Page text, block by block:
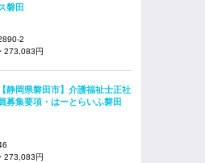
磐田
2
273,083円
【静岡県磐田市】介護福祉士正社
員募集要項・はーとらいふ磐田
273,083円